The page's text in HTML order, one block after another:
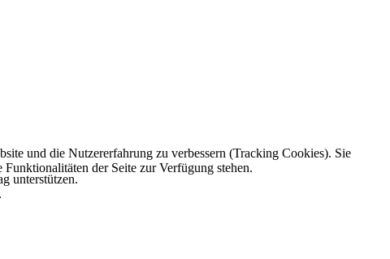
unterstützen.
und die Nutzererfahrung zu verbessern (Tracking Cookies). Sie
der Seite zur Verfügung stehen.